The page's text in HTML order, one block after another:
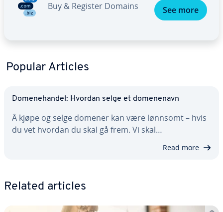
Buy & Register Domains See more
Popular Articles
Domenehandel: Hvordan selge et domenenavn
Å kjøpe og selge domener kan være lønnsomt – hvis
du vet hvordan du skal gå frem. Vi skal…
Read more
Related articles